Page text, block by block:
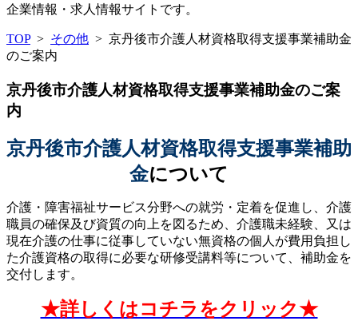
企業情報・求人情報サイトです。
TOP> その他 > 京丹後市介護人材資格取得支援事業補助金
のご案内
京丹後市介護人材資格取得支援事業補助金のご案
内
京丹後市介護人材資格取得支援事業補助
金について
介護・障害福祉サービス分野への就労・定着を促進し、介護
職員の確保及び資質の向上を図るため、介護職未経験、又は
現在介護の仕事に従事していない無資格の個人が費用負担し
た介護資格の取得に必要な研修受講料等について、補助金を
交付します。
★詳しくはコチラをクリック★